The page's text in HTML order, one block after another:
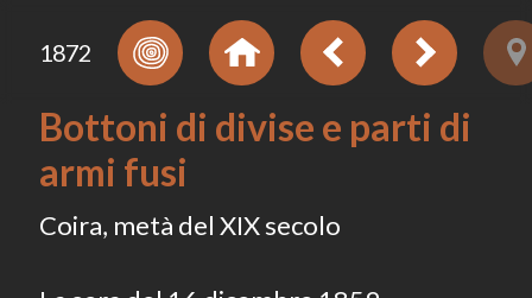
1872
Bottoni di divise e parti di
armi fusi
Coira, metà del XIX secolo